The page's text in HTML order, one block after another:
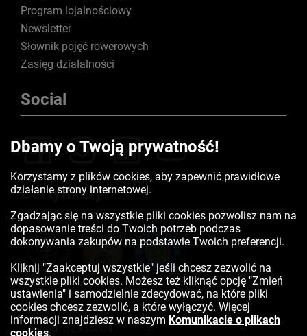
Program lojalnościowy
Newsletter
Słownik pojęć rowerowych
Zasięg działalności
Social
Certyfikaty
Kontakt:523350041
Dbamy o Twoją prywatność!
Korzystamy z plików cookies, aby zapewnić prawidłowe
działanie strony internetowej.
Zgadzając się na wszystkie pliki cookies pozwolisz nam na
dopasowanie treści do Twoich potrzeb podczas
dokonywania zakupów na podstawie Twoich preferencji.
Kliknij "Zaakceptuj wszystkie" jeśli chcesz zezwolić na
wszystkie pliki cookies. Możesz też kliknąć opcję "Zmień
ustawienia" i samodzielnie zdecydować, na które pliki
cookies chcesz zezwolić, a które wyłączyć. Więcej
informacji znajdziesz w naszym Komunikacie o plikach
cookies.